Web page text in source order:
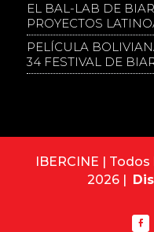
EL BAL-LAB DE
PROYECTOS
PELÍCULA
34 FESTIVAL DE
IBERCINE |
2026 |